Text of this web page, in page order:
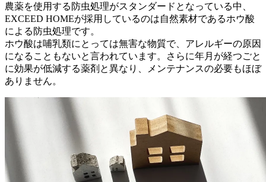
農薬を使用する防虫処理がスタンダードとなっている中、
EXCEED HOMEが採用しているのは自然素材であるホウ酸
による防虫処理です。
ホウ酸は哺乳類にとっては無害な物質で、アレルギーの原因
になることもないと言われています。さらに年月が経つごと
に効果が低減する薬剤と異なり、
メンテナンスの必要もほぼ
ありません。